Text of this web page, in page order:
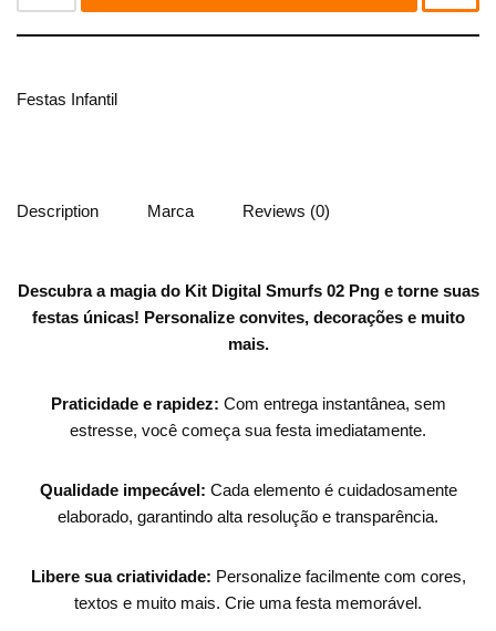
Festas Infantil
Description Marca Reviews (0)
Descubra a magia do Kit Digital Smurfs 02 Png e torne suas
festas únicas! Personalize convites, decorações e muito
mais.
Praticidade e rapidez: Com entrega instantânea, sem
estresse, você começa sua festa imediatamente.
Qualidade impecável: Cada elemento é cuidadosamente
elaborado, garantindo alta resolução e transparência.
Libere sua criatividade: Personalize facilmente com cores,
textos e muito mais. Crie uma festa memorável.